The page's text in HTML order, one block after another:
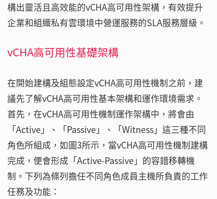
構出靈活且高效能的vCHA高可用性架構，有效提升
企業和組織私有雲環境中營運服務的SLA服務層級。
vCHA高可用性基礎架構
在開始建構及組態設定vCHA高可用性機制之前，建
議先了解vCHA高可用性基本架構和運作環境需求。
首先，在vCHA高可用性機制運作架構中，將會由
「Active」、「Passive」、「Witness」這三種不同
角色所組成，如圖3所示，當vCHA高可用性機制建構
完成，便會形成「Active-Passive」的容錯移轉機
制。下列為條列擔任不同角色成員主機所負責的工作
任務及功能：